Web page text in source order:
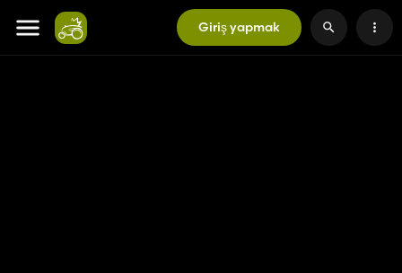
Giriş yapmak